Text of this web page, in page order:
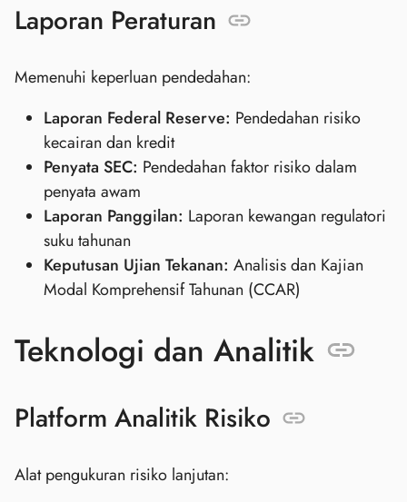
Laporan Peraturan
Memenuhi keperluan pendedahan:
Laporan Federal Reserve: Pendedahan risiko
kecairan dan kredit
Penyata SEC: Pendedahan faktor risiko dalam
penyata awam
Laporan Panggilan: Laporan kewangan regulatori
suku tahunan
Keputusan Ujian Tekanan: Analisis dan Kajian
Modal Komprehensif Tahunan (CCAR)
Teknologi dan Analitik
Platform Analitik Risiko
Alat pengukuran risiko lanjutan: